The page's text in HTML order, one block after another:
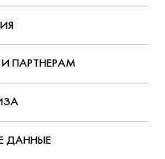
ПАРТНЕРАМ
ДАННЫЕ